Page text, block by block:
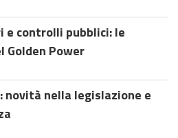
controlli pubblici: le
Golden Power
nella legislazione e